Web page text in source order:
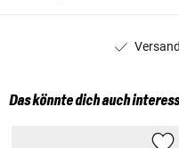
Das könnte dich auch